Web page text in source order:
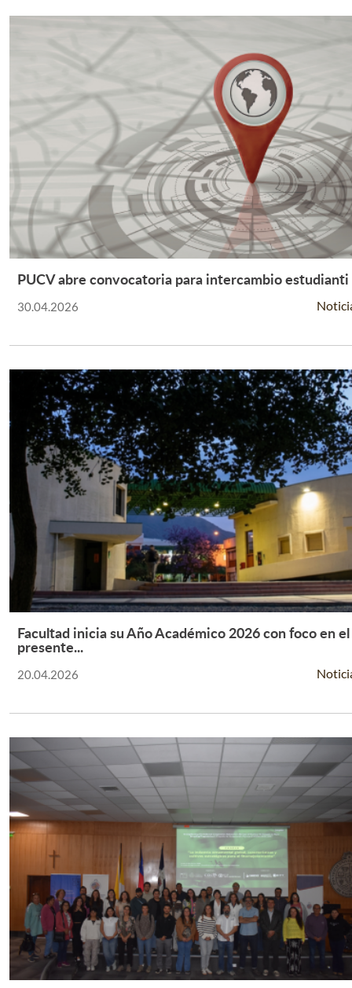
Leer Más +
PUCV abre convocatoria para intercambio estudianti
30.04.2026
Leer Más +
Facultad inicia su Año Académico 2026 con foco en el
presente...
20.04.2026